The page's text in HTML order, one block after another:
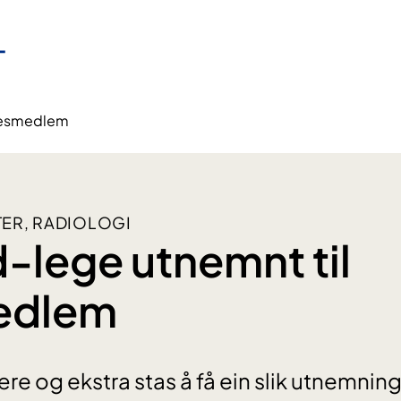
RADIOLOGI
lege utnemnt til
og ekstra stas å få ein slik